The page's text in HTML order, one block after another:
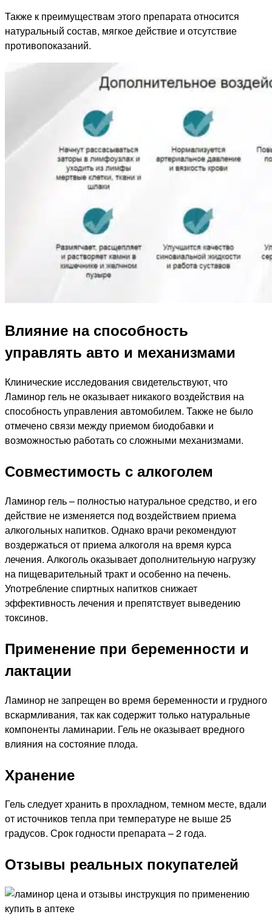
Также к преимуществам этого препарата относится
натуральный состав, мягкое действие и отсутствие
противопоказаний.
Влияние на способность
управлять авто и механизмами
Клинические исследования свидетельствуют, что
Ламинор гель не оказывает никакого воздействия на
способность управления автомобилем. Также не было
отмечено связи между приемом биодобавки и
возможностью работать со сложными механизмами.
Совместимость с алкоголем
Ламинор гель – полностью натуральное средство, и его
действие не изменяется под воздействием приема
алкогольных напитков. Однако врачи рекомендуют
воздержаться от приема алкоголя на время курса
лечения. Алкоголь оказывает дополнительную нагрузку
на пищеварительный тракт и особенно на печень.
Употребление спиртных напитков снижает
эффективность лечения и препятствует выведению
токсинов.
Применение при беременности и
лактации
Ламинор не запрещен во время беременности и грудного
вскармливания, так как содержит только натуральные
компоненты ламинарии. Гель не оказывает вредного
влияния на состояние плода.
Хранение
Гель следует хранить в прохладном, темном месте, вдали
от источников тепла при температуре не выше 25
градусов. Срок годности препарата – 2 года.
Отзывы реальных покупателей